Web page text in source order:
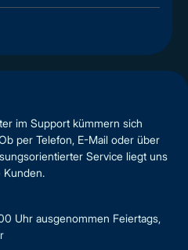
im Support kümmern sich
per Telefon, E-Mail oder über
Service liegt uns
Kunden.
Uhr ausgenommen Feiertags,